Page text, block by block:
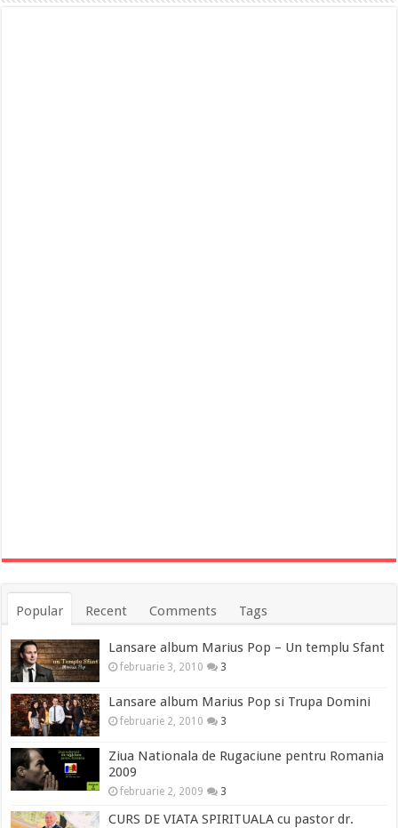
Popular Recent Comments Tags
Lansare album Marius Pop – Un templu Sfant
februarie 3, 2010 3
Lansare album Marius Pop si Trupa Domini
februarie 2, 2010 3
Ziua Nationala de Rugaciune pentru Romania
2009
februarie 2, 2009 3
CURS DE VIATA SPIRITUALA cu pastor dr.